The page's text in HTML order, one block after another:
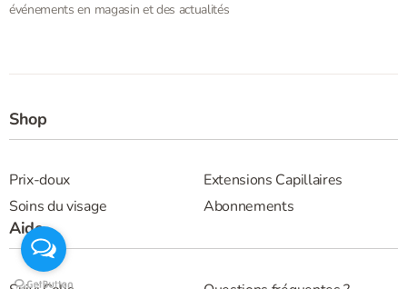
événements en magasin et des actualités
Shop
Prix-doux
Extensions Capillaires
Soins du visage
Abonnements
Aide